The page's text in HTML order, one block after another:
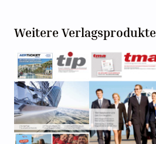
Weitere Verlagsprodukte